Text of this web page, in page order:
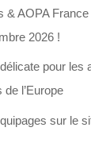
& AOPA
2026 !
pour les
l’Europe
sur le